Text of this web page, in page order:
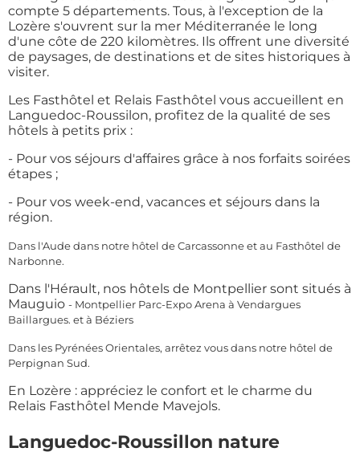
compte 5 départements. Tous, à l'exception de la
Lozère s'ouvrent sur la mer Méditerranée le long
d'une côte de 220 kilomètres. Ils offrent une diversité
de paysages, de destinations et de sites historiques à
visiter.
Les Fasthôtel et Relais Fasthôtel vous accueillent en
Languedoc-Roussilon, profitez de la qualité de ses
hôtels à petits prix :
- Pour vos séjours d'affaires grâce à nos forfaits soirées
étapes ;
- Pour vos week-end, vacances et séjours dans la
région.
Dans l'Aude dans notre hôtel de Carcassonne et au Fasthôtel de
Narbonne.
Dans l'Hérault, nos hôtels de Montpellier sont situés à
Mauguio - Montpellier Parc-Expo Arena à Vendargues
Baillargues. et à Béziers
Dans les Pyrénées Orientales, arrêtez vous dans notre hôtel de
Perpignan Sud.
En Lozère : appréciez le confort et le charme du
Relais Fasthôtel Mende Mavejols.
Languedoc-Roussillon nature